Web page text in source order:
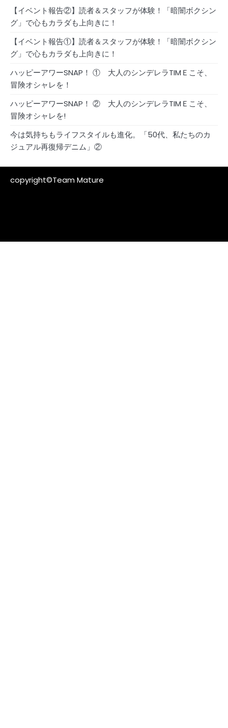
【イベント報告②】読者＆スタッフが体験！「暗闇ボクシン
グ」で心もカラダも上向きに！
【イベント報告①】読者＆スタッフが体験！「暗闇ボクシン
グ」で心もカラダも上向きに！
ハッピーアワーSNAP！ ① 大人のシンデレラTIMＥこそ、
冒険オシャレを！
ハッピーアワーSNAP！ ② 大人のシンデレラTIMＥこそ、
冒険オシャレを!
今は気持ちもライフスタイルも進化。「50代、私たちのカ
ジュアル再復帰デニム」②
copyright©Team Mature